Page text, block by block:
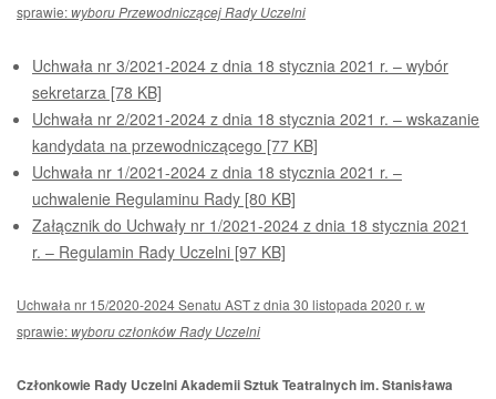
sprawie:wyboru Przewodniczącej Rady Uczelni
Uchwała nr 3/2021-2024 z dnia 18 stycznia 2021 r. – wybór
sekretarza [78 KB]
Uchwała nr 2/2021-2024 z dnia 18 stycznia 2021 r. – wskazanie
kandydata na przewodniczącego [77 KB]
Uchwała nr 1/2021-2024 z dnia 18 stycznia 2021 r. –
uchwalenie Regulaminu Rady [80 KB]
Załącznik do Uchwały nr 1/2021-2024 z dnia 18 stycznia 2021
r. – Regulamin Rady Uczelni [97 KB]
Uchwała nr 15/2020-2024 Senatu AST z dnia 30 listopada 2020 r. w
sprawie:wyboru członków Rady Uczelni
Członkowie Rady Uczelni Akademii Sztuk Teatralnych im. Stanisława